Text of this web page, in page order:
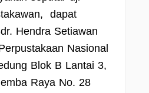
dapat
Hendra Setiawan
Nasional
Blok B Lantai 3,
Raya No. 28